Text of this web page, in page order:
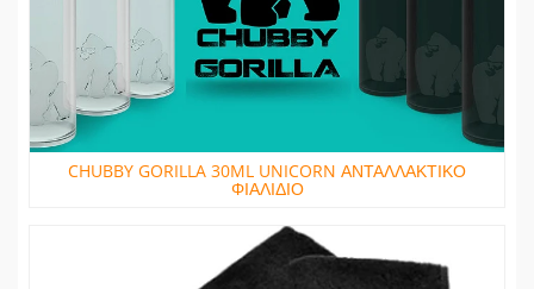
CHUBBY GORILLA 30ML UNICORN ΑΝΤΑΛΛΑΚΤΙΚΟ
ΦΙΑΛΙΔΙΟ